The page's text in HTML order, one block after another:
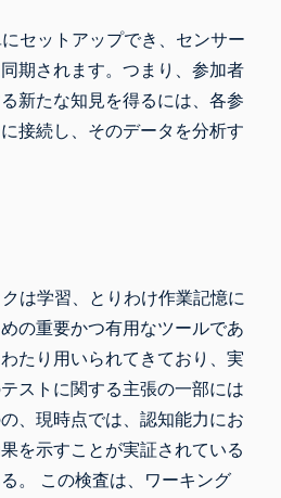
セットアップでき、センサー
期されます。つまり、参加者
新たな知見を得るには、各参
接続し、そのデータを分析す
は学習、とりわけ作業記憶に
の重要かつ有用なツールであ
たり用いられてきており、実
ストに関する主張の一部には
、現時点では、認知能力にお
を示すことが実証されている
。 この検査は、ワーキング